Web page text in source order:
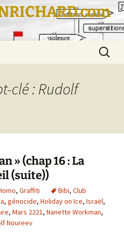
clé : Rudolf
» (chap 16 : La
(suite))
, Graffiti Bibi, Club
, génocide, Holiday on Ice, Israël,
, Mars 2221, Nanette Workman,
Noureev